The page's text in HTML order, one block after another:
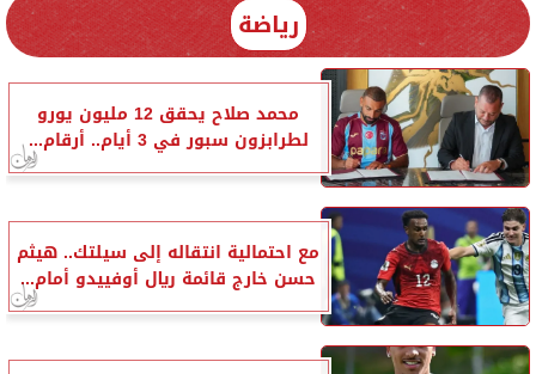
رياضة
محمد صلاح يحقق 12 مليون يورو
لطرابزون سبور في 3 أيام.. أرقام...
مع احتمالية انتقاله إلى سيلتك.. هيثم
حسن خارج قائمة ريال أوفييدو أمام...